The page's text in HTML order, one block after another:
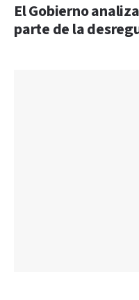
El Gobierno
parte de la